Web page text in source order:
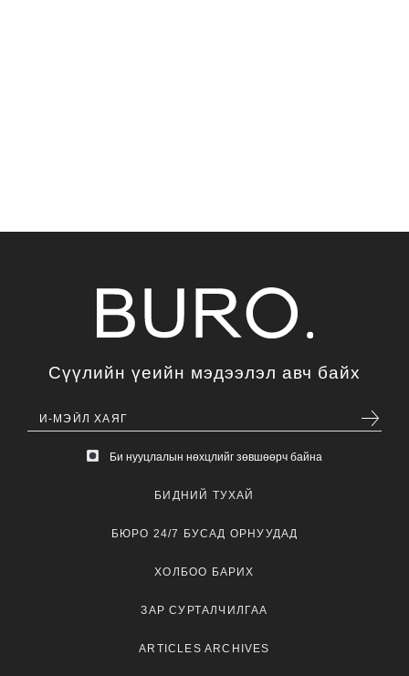
Сүүлийн үеийн мэдээлэл авч байх
Би нууцлалын нөхцлийг зөвшөөрч байна
БИДНИЙ ТУХАЙ
БЮРО 24/7 БУСАД ОРНУУДАД
ХОЛБОО БАРИХ
ЗАР СУРТАЛЧИЛГАА
ARTICLES ARCHIVES